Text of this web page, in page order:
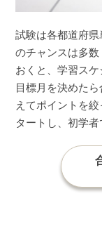
試験は各都道府
のチャンスは多
おくと、学習スケ
目標月を決めた
えてポイントを
タートし、初学者